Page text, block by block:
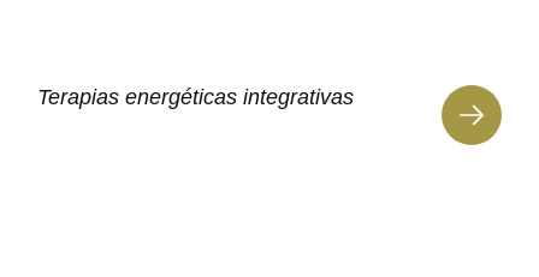
Terapias energéticas integrativas